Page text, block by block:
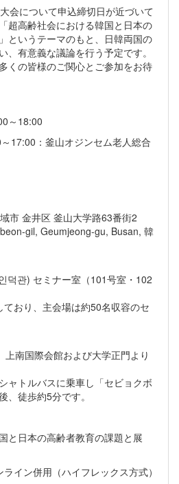
会について申込締切日が近づいて
超高齢社会における韓国と日本の
というテーマのもと、日韓両国の
、有意義な議論を行う予定です。
くの皆様のご関心とご参加をお待
～18:00
17:00：釜山オジンセム老人総合
市 金井区 釜山大学路63番街2
gil, Geumjeong-gu, Busan, 韓
덕관) セミナー室（101号室・102
ており、主会場は約50名収容のセ
上南国際会館および大学正門より
ャトルバスに乗車し「セビョクボ
、徒歩約5分です。
と日本の高齢者教育の課題と展
イン併用（ハイフレックス方式）